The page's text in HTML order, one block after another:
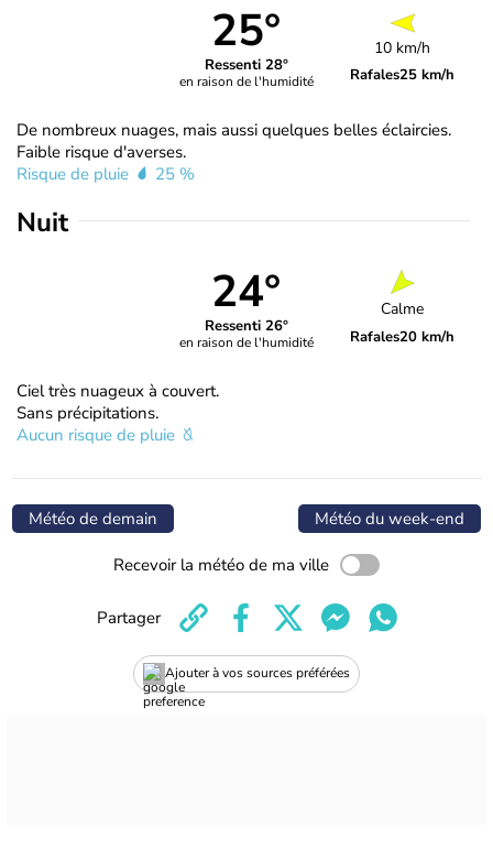
25°
Ressenti 28°
en raison de l'humidité
10 km/h
Rafales25 km/h
De nombreux nuages, mais aussi quelques belles éclaircies.
Faible risque d'averses.
Risque de pluie
25 %
Nuit
24°
Ressenti 26°
en raison de l'humidité
Calme
Rafales20 km/h
Ciel très nuageux à couvert.
Sans précipitations.
Aucun risque de pluie
Météo de demain Météo du week-end
Recevoir la météo de ma ville
Ajouter à vos sources préférées
Partager